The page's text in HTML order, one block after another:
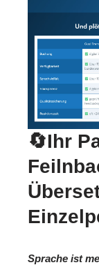
🔄Ihr
Sprache ist